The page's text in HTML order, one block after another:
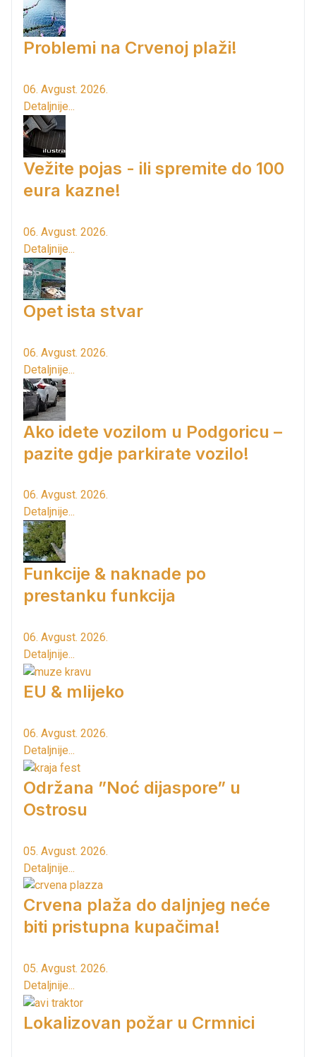
Problemi na Crvenoj plaži!
06. Avgust. 2026.
Detaljnije...
Vežite pojas - ili spremite do 100
eura kazne!
06. Avgust. 2026.
Detaljnije...
Opet ista stvar
06. Avgust. 2026.
Detaljnije...
Ako idete vozilom u Podgoricu –
pazite gdje parkirate vozilo!
06. Avgust. 2026.
Detaljnije...
Funkcije & naknade po
prestanku funkcija
06. Avgust. 2026.
Detaljnije...
EU & mlijeko
06. Avgust. 2026.
Detaljnije...
Održana ”Noć dijaspore” u
Ostrosu
05. Avgust. 2026.
Detaljnije...
Crvena plaža do daljnjeg neće
biti pristupna kupačima!
05. Avgust. 2026.
Detaljnije...
Lokalizovan požar u Crmnici